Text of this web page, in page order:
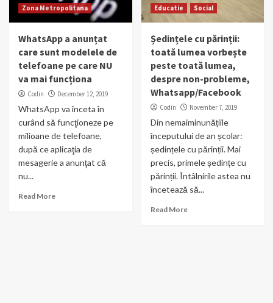
Zona Metropolitana
WhatsApp a anunțat
care sunt modelele de
telefoane pe care NU
va mai funcționa
Codin December 12, 2019
WhatsApp va înceta în
curând să funcţioneze pe
milioane de telefoane,
după ce aplicaţia de
mesagerie a anunţat că
nu...
Read More
Educatie Social
Ședințele cu părinții:
toată lumea vorbește
peste toată lumea,
despre non-probleme,
Whatsapp/Facebook
Codin November 7, 2019
Din nemaiminunățiile
începutului de an școlar:
ședințele cu părinții. Mai
precis, primele ședințe cu
părinții. Întâlnirile astea nu
încetează să...
Read More